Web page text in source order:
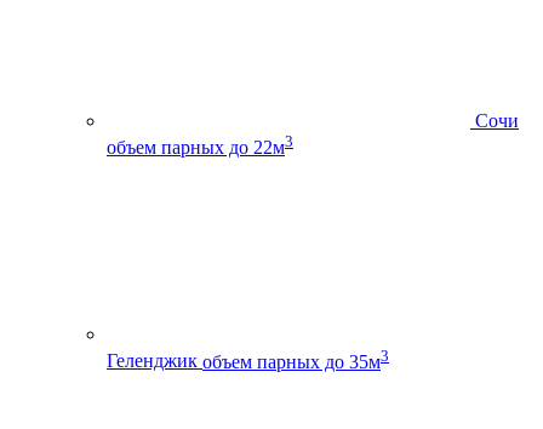
Сочи
объем парных до 22м3
Геленджик объем парных до 35м3